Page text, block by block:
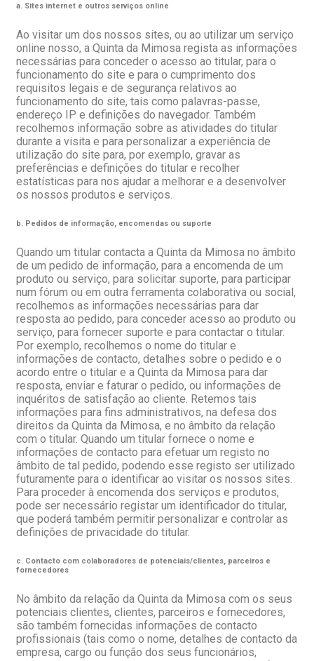
a. Sites internet e outros serviços online
Ao visitar um dos nossos sites, ou ao utilizar um serviço
online nosso, a Quinta da Mimosa regista as informações
necessárias para conceder o acesso ao titular, para o
funcionamento do site e para o cumprimento dos
requisitos legais e de segurança relativos ao
funcionamento do site, tais como palavras-passe,
endereço IP e definições do navegador. Também
recolhemos informação sobre as atividades do titular
durante a visita e para personalizar a experiência de
utilização do site para, por exemplo, gravar as
preferências e definições do titular e recolher
estatísticas para nos ajudar a melhorar e a desenvolver
os nossos produtos e serviços.
b. Pedidos de informação, encomendas ou suporte
Quando um titular contacta a Quinta da Mimosa no âmbito
de um pedido de informação, para a encomenda de um
produto ou serviço, para solicitar suporte, para participar
num fórum ou em outra ferramenta colaborativa ou social,
recolhemos as informações necessárias para dar
resposta ao pedido, para conceder acesso ao produto ou
serviço, para fornecer suporte e para contactar o titular.
Por exemplo, recolhemos o nome do titular e
informações de contacto, detalhes sobre o pedido e o
acordo entre o titular e a Quinta da Mimosa para dar
resposta, enviar e faturar o pedido, ou informações de
inquéritos de satisfação ao cliente. Retemos tais
informações para fins administrativos, na defesa dos
direitos da Quinta da Mimosa, e no âmbito da relação
com o titular. Quando um titular fornece o nome e
informações de contacto para efetuar um registo no
âmbito de tal pedido, podendo esse registo ser utilizado
futuramente para o identificar ao visitar os nossos sites.
Para proceder à encomenda dos serviços e produtos,
pode ser necessário registar um identificador do titular,
que poderá também permitir personalizar e controlar as
definições de privacidade do titular.
c. Contacto com colaboradores de potenciais/clientes, parceiros e
fornecedores
No âmbito da relação da Quinta da Mimosa com os seus
potenciais clientes, clientes, parceiros e fornecedores,
são também fornecidas informações de contacto
profissionais (tais como o nome, detalhes de contacto da
empresa, cargo ou função dos seus funcionários,